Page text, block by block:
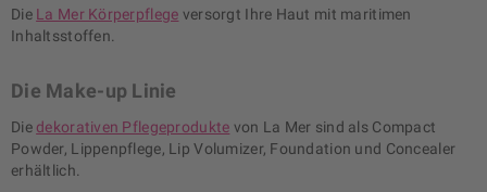
Die La Mer Körperpflege versorgt Ihre Haut mit maritimen
Inhaltsstoffen.
Die Make-up Linie
Die dekorativen Pflegeprodukte von La Mer sind als Compact
Powder, Lippenpflege, Lip Volumizer, Foundation und Concealer
erhältlich.